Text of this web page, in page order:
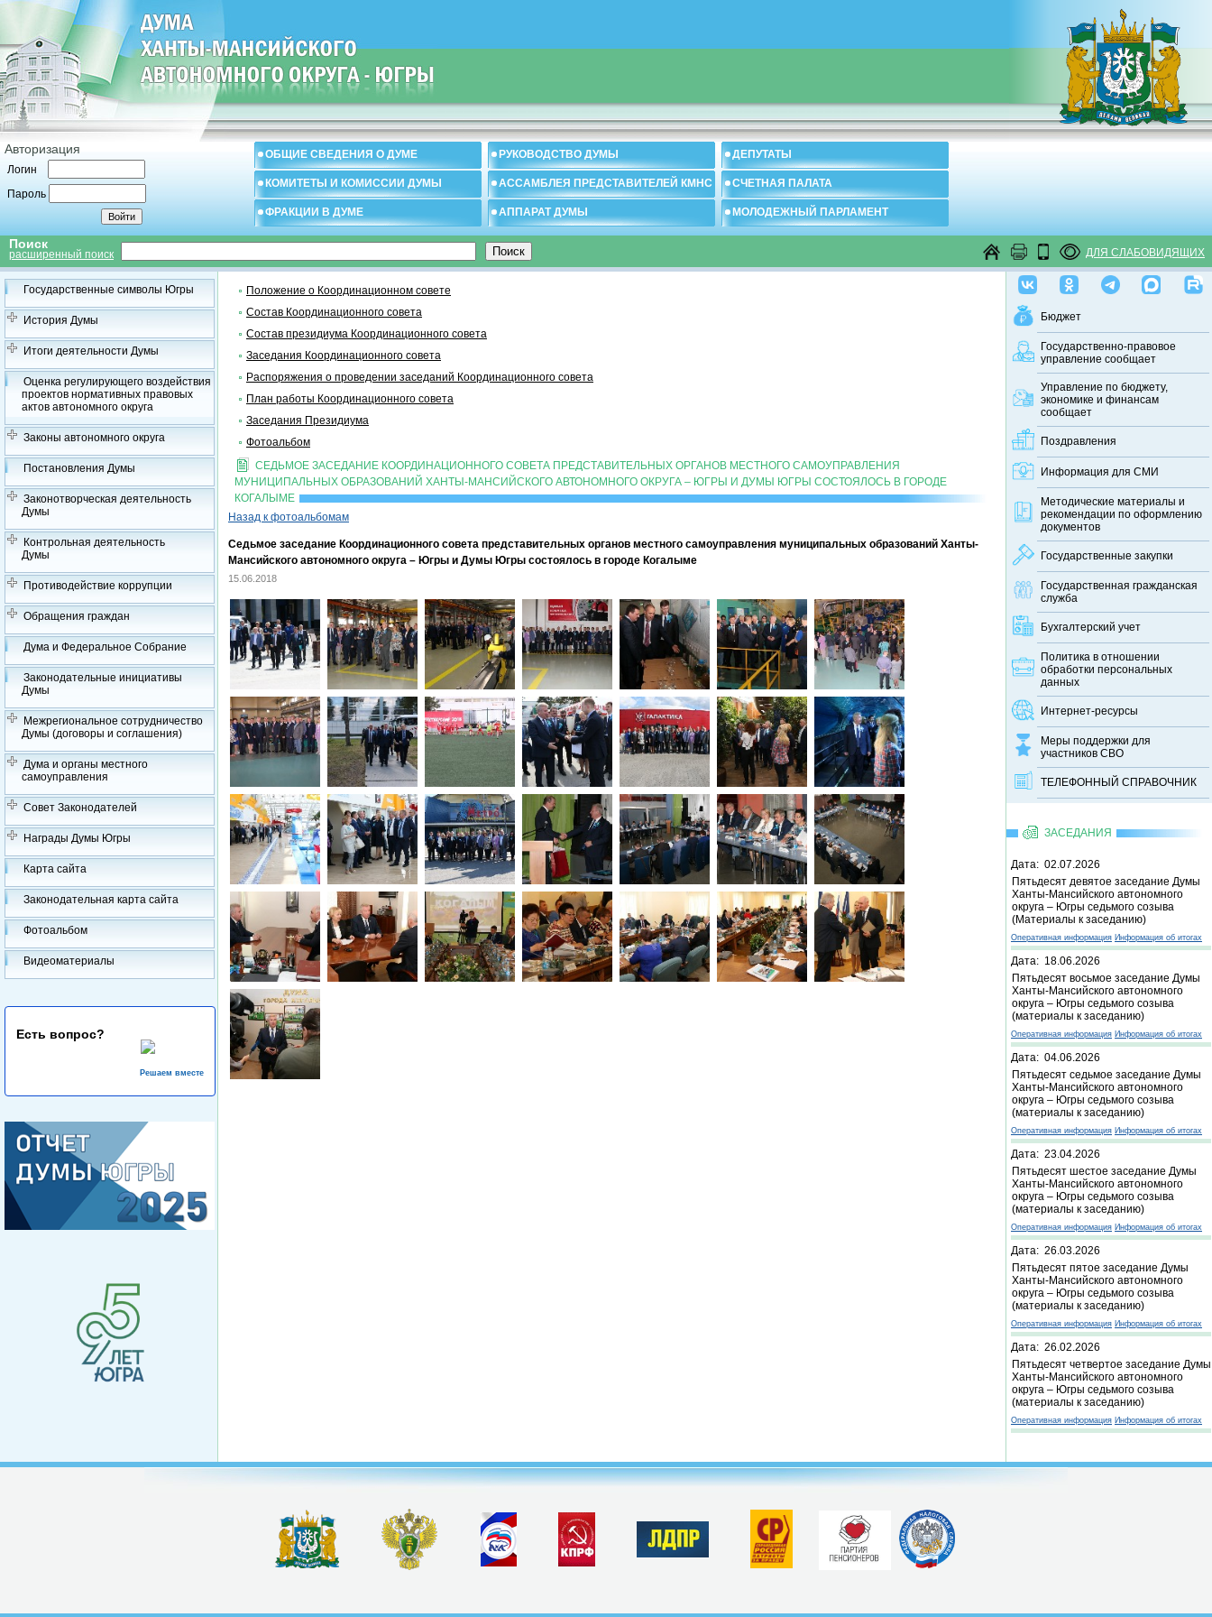
Авторизация
Логин
Пароль
ОБЩИЕ СВЕДЕНИЯ О ДУМЕ РУКОВОДСТВО ДУМЫ ДЕПУТАТЫ
КОМИТЕТЫ И КОМИССИИ ДУМЫ АССАМБЛЕЯ ПРЕДСТАВИТЕЛЕЙ КМНС СЧЕТНАЯ ПАЛАТА
ФРАКЦИИ В ДУМЕ АППАРАТ ДУМЫ МОЛОДЕЖНЫЙ ПАРЛАМЕНТ
Поиск
расширенный поиск ДЛЯ СЛАБОВИДЯЩИХ
Государственные символы Югры
История Думы
Итоги деятельности Думы
Оценка регулирующего воздействия
проектов нормативных правовых
актов автономного округа
Законы автономного округа
Постановления Думы
Законотворческая деятельность
Думы
Контрольная деятельность
Думы
Противодействие коррупции
Обращения граждан
Дума и Федеральное Собрание
Законодательные инициативы
Думы
Межрегиональное сотрудничество
Думы (договоры и соглашения)
Дума и органы местного
самоуправления
Совет Законодателей
Награды Думы Югры
Карта сайта
Законодательная карта сайта
Фотоальбом
Видеоматериалы
Есть вопрос?
Решаем вместе
Бюджет
Государственно-правовое
управление сообщает
Управление по бюджету,
экономике и финансам
сообщает
Поздравления
Информация для СМИ
Методические материалы и
рекомендации по оформлению
документов
Государственные закупки
Государственная гражданская
служба
Бухгалтерский учет
Политика в отношении
обработки персональных
данных
Интернет-ресурсы
Меры поддержки для
участников СВО
ТЕЛЕФОННЫЙ CПРАВОЧНИК
ЗАСЕДАНИЯ
Дата: 02.07.2026
Пятьдесят девятое заседание Думы
Ханты-Мансийского автономного
округа – Югры седьмого созыва
(Материалы к заседанию)
Оперативная информация Информация об итогах
Дата: 18.06.2026
Пятьдесят восьмое заседание Думы
Ханты-Мансийского автономного
округа – Югры седьмого созыва
(материалы к заседанию)
Оперативная информация Информация об итогах
Дата: 04.06.2026
Пятьдесят седьмое заседание Думы
Ханты-Мансийского автономного
округа – Югры седьмого созыва
(материалы к заседанию)
Оперативная информация Информация об итогах
Дата: 23.04.2026
Пятьдесят шестое заседание Думы
Ханты-Мансийского автономного
округа – Югры седьмого созыва
(материалы к заседанию)
Оперативная информация Информация об итогах
Дата: 26.03.2026
Пятьдесят пятое заседание Думы
Ханты-Мансийского автономного
округа – Югры седьмого созыва
(материалы к заседанию)
Оперативная информация Информация об итогах
Дата: 26.02.2026
Пятьдесят четвертое заседание Думы
Ханты-Мансийского автономного
округа – Югры седьмого созыва
(материалы к заседанию)
Оперативная информация Информация об итогах
Положение о Координационном совете
Состав Координационного совета
Состав президиума Координационного совета
Заседания Координационного cовета
Распоряжения о проведении заседаний Координационного совета
План работы Координационного совета
Заседания Президиума
Фотоальбом
СЕДЬМОЕ ЗАСЕДАНИЕ КООРДИНАЦИОННОГО СОВЕТА ПРЕДСТАВИТЕЛЬНЫХ ОРГАНОВ МЕСТНОГО САМОУПРАВЛЕНИЯ
МУНИЦИПАЛЬНЫХ ОБРАЗОВАНИЙ ХАНТЫ-МАНСИЙСКОГО АВТОНОМНОГО ОКРУГА – ЮГРЫ И ДУМЫ ЮГРЫ СОСТОЯЛОСЬ В ГОРОДЕ
КОГАЛЫМЕ
Назад к фотоальбомам
Седьмое заседание Координационного совета представительных органов местного самоуправления муниципальных образований Ханты-
Мансийского автономного округа – Югры и Думы Югры состоялось в городе Когалыме
15.06.2018